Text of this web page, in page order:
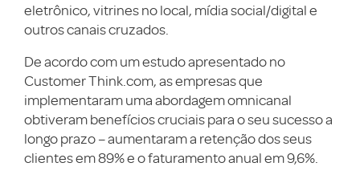
eletrônico, vitrines no local, mídia social/digital e
outros canais cruzados.
De acordo com um estudo apresentado no
Customer Think.com, as empresas que
implementaram uma abordagem omnicanal
obtiveram benefícios cruciais para o seu sucesso a
longo prazo – aumentaram a retenção dos seus
clientes em 89% e o faturamento anual em 9,6%.